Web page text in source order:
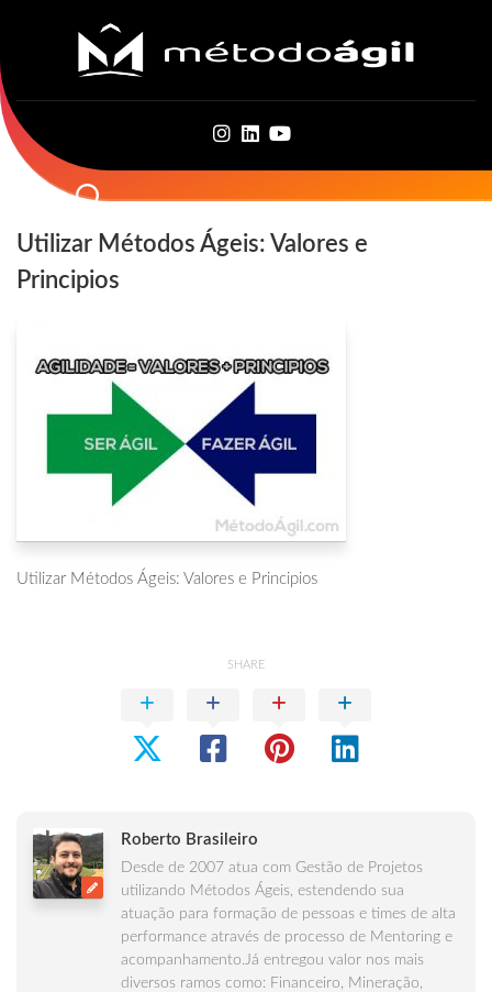
content
Utilizar Métodos Ágeis: Valores e
Principios
Utilizar Métodos Ágeis: Valores e Principios
SHARE
Roberto Brasileiro
Desde de 2007 atua com Gestão de Projetos
utilizando Métodos Ágeis, estendendo sua
atuação para formação de pessoas e times de alta
performance através de processo de Mentoring e
acompanhamento.Já entregou valor nos mais
diversos ramos como: Financeiro, Mineração,